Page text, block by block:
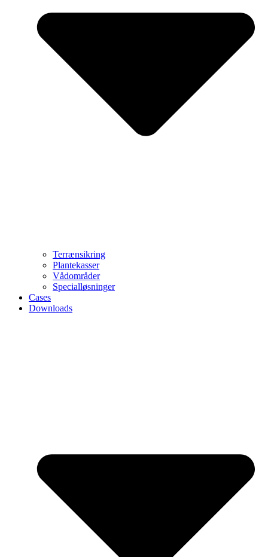
Terrænsikring
Plantekasser
Vådområder
Specialløsninger
Cases
Downloads